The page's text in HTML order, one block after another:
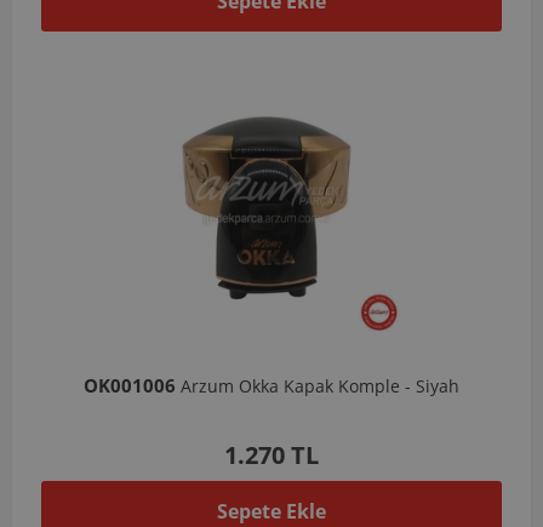
OK001006 Arzum Okka Kapak Komple - Siyah
1.270 TL
Sepete Ekle